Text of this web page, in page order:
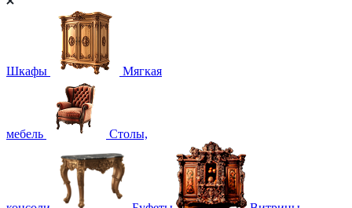
Шкафы Мягкая
мебель Столы,